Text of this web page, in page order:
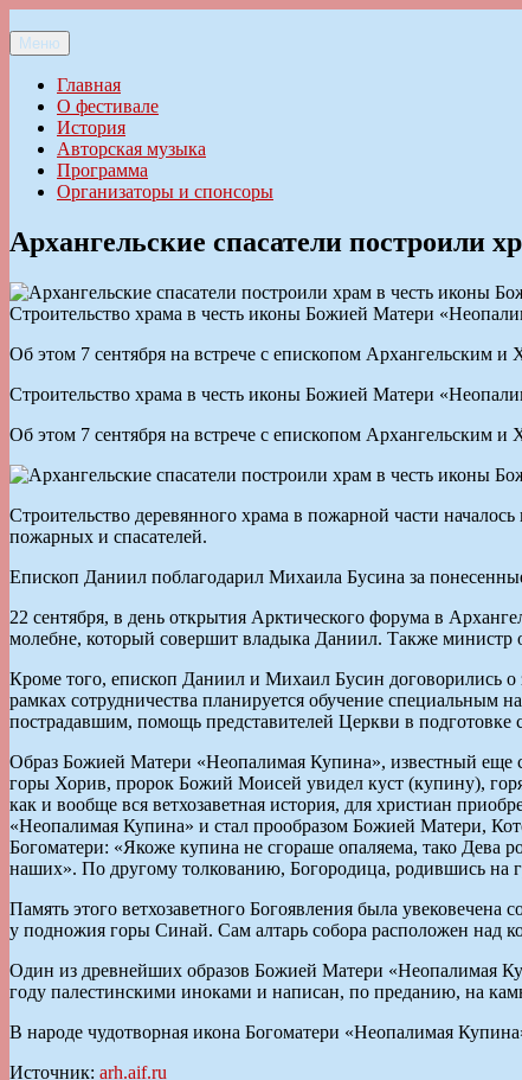
к
содержимому
Ильменский фестиваль авторской песни
Меню
Главная
О фестивале
История
Авторская музыка
Программа
Организаторы и спонсоры
Архангельские спасатели
Строительство храма в честь иконы Божией Матери
Об этом 7 сентября на встрече с епископом
Строительство храма в честь иконы Божией Матери
Об этом 7 сентября на встрече с епископом
Строительство деревянного храма в пожарной части
пожарных и спасателей.
Епископ Даниил поблагодарил Михаила Бусина за
22 сентября, в день открытия Арктического форума в
молебне, который совершит владыка Даниил. Также министр
Кроме того, епископ Даниил и Михаил Бусин договорились
рамках сотрудничества планируется обучение специальным
пострадавшим, помощь представителей Церкви в
Образ Божией Матери «Неопалимая Купина», известный еще с
горы Хорив, пророк Божий Моисей увидел куст (купину),
как и вообще вся ветхозаветная история, для христиан
«Неопалимая Купина» и стал прообразом Божией Матери,
Богоматери: «Якоже купина не сгораше опаляема, тако Дева
наших». По другому толкованию, Богородица, родившись на
Память этого ветхозаветного Богоявления была
у подножия горы Синай. Сам алтарь собора расположен над
Один из древнейших образов Божией Матери «Неопалимая
году палестинскими иноками и написан, по преданию, на
В народе чудотворная икона Богоматери «Неопалимая
Источник: arh.aif.ru